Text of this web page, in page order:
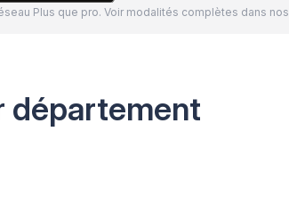
Plus que pro. Voir modalités complètes dans nos
département